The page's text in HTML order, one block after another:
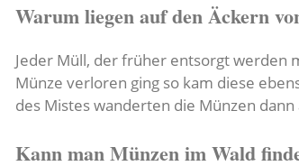
Warum liegen auf den Äckern
Jeder Müll, der früher entsorgt werden
Münze verloren ging so kam diese
des Mistes wanderten die Münzen
Kann man Münzen im Wald